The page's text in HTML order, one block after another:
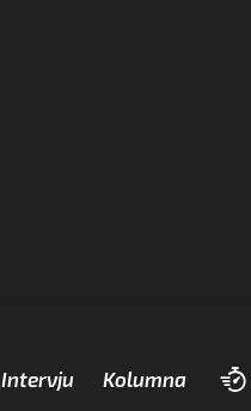
Intervju Kolumna